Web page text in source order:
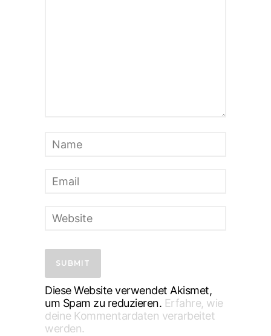
Diese Website verwendet Akismet,
um Spam zu reduzieren. Erfahre, wie
deine Kommentardaten verarbeitet
werden.